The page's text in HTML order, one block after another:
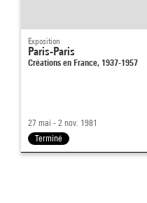
Exposition
Paris-Paris
Créations en France, 1937-1957
27 mai - 2 nov. 1981
Terminé